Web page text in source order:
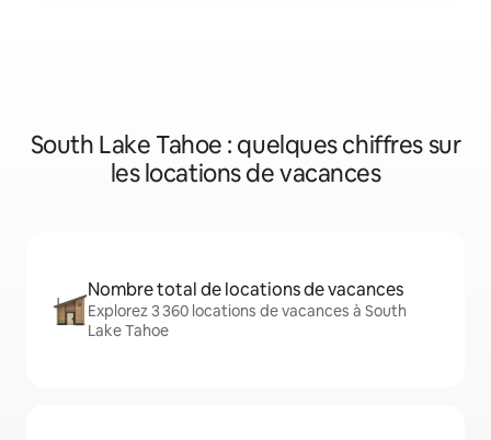
South Lake Tahoe : quelques chiffres sur
les locations de vacances
Nombre total de locations de vacances
Explorez 3 360 locations de vacances à South
Lake Tahoe